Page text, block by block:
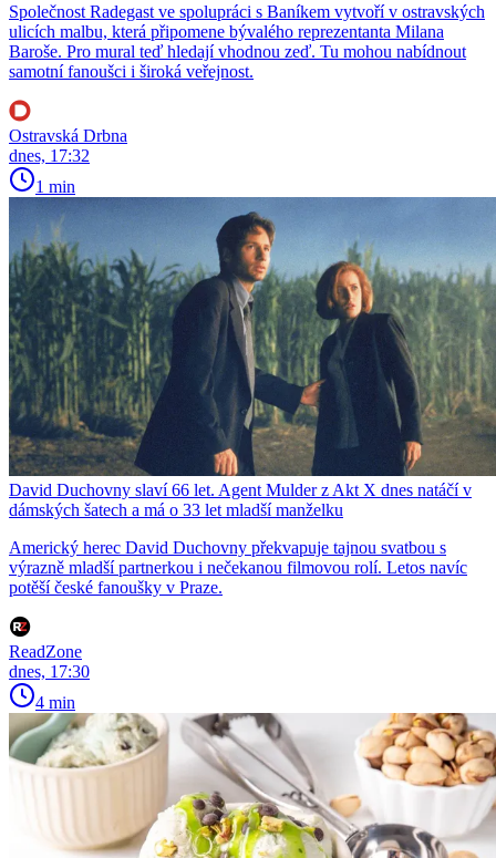
Společnost Radegast ve spolupráci s Baníkem vytvoří v ostravských
ulicích malbu, která připomene bývalého reprezentanta Milana
Baroše. Pro mural teď hledají vhodnou zeď. Tu mohou nabídnout
samotní fanoušci i široká veřejnost.
Ostravská Drbna
dnes, 17:32
1 min
David Duchovny slaví 66 let. Agent Mulder z Akt X dnes natáčí v
dámských šatech a má o 33 let mladší manželku
Americký herec David Duchovny překvapuje tajnou svatbou s
výrazně mladší partnerkou i nečekanou filmovou rolí. Letos navíc
potěší české fanoušky v Praze.
ReadZone
dnes, 17:30
4 min